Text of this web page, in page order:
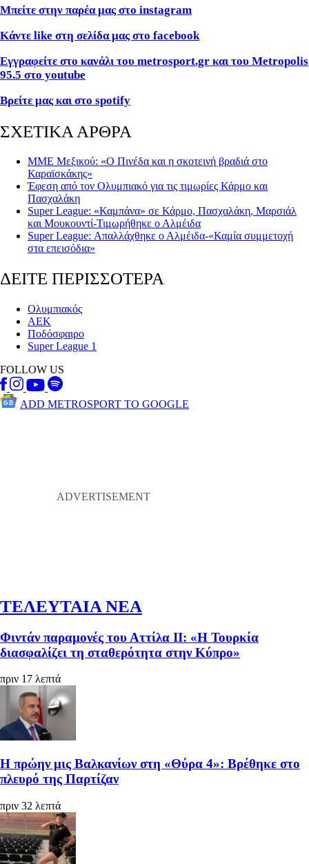
Μπείτε στην παρέα μας στο instagram
Κάντε like στη σελίδα μας στο facebook
Εγγραφείτε στο κανάλι του metrosport.gr και του Metropolis
95.5 στο youtube
Βρείτε μας και στο spotify
ΣΧΕΤΙΚΑ ΑΡΘΡΑ
ΜΜΕ Μεξικού: «Ο Πινέδα και η σκοτεινή βραδιά στο
Καραϊσκάκης»
Έφεση από τον Ολυμπιακό για τις τιμωρίες Κάρμο και
Πασχαλάκη
Super League: «Καμπάνα» σε Κάρμο, Πασχαλάκη, Μαρσιάλ
και Μουκουντί-Τιμωρήθηκε ο Αλμέιδα
Super League: Απαλλάχθηκε ο Αλμέιδα-«Καμία συμμετοχή
στα επεισόδια»
ΔΕΙΤΕ ΠΕΡΙΣΣΟΤΕΡΑ
Ολυμπιακός
ΑΕΚ
Ποδόσφαιρο
Super League 1
FOLLOW US
ADD METROSPORT TO GOOGLE
ΤΕΛΕΥΤΑΙΑ ΝΕΑ
Φιντάν παραμονές του Αττίλα ΙΙ: «Η Τουρκία
διασφαλίζει τη σταθερότητα στην Κύπρο»
πριν 17 λεπτά
Η πρώην μις Βαλκανίων στη «Θύρα 4»: Βρέθηκε στο
πλευρό της Παρτίζαν
πριν 32 λεπτά